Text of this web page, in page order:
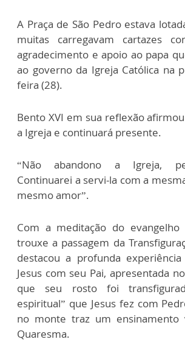
A Praça de São Pedro estava
muitas carregavam cartazes
agradecimento e apoio ao papa
ao governo da Igreja Católica na
feira (28).
Bento XVI em sua reflexão
a Igreja e continuará presente.
“Não abandono a Igreja,
Continuarei a servi-la com a
mesmo amor”.
Com a meditação do evangelho
trouxe a passagem da
destacou a profunda
Jesus com seu Pai, apresentada
que seu rosto foi
espiritual” que Jesus fez com
no monte traz um ensinamento
Quaresma.